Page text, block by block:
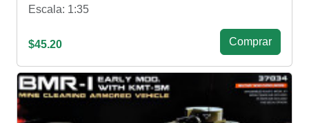
Escala: 1:35
$45.20 Сomprar